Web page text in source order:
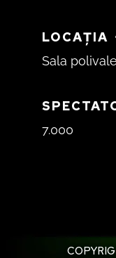
LOCAȚIA
Sala
7.000